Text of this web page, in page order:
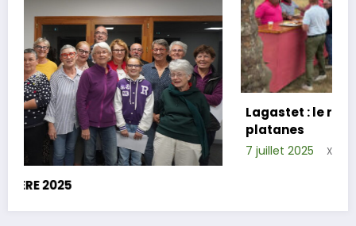
Lagastet : le repas champêtre réussi
platanes
7 juillet 2025 Xavier D.